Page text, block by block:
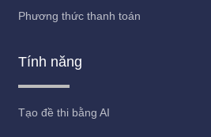
Phương thức thanh toán
Tính năng
Tạo đề thi bằng AI